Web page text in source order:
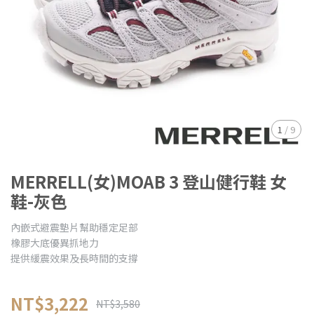
1 / 9
MERRELL(女)MOAB 3 登山健行鞋 女
鞋-灰色
內嵌式避震墊片幫助穩定足部
橡膠大底優異抓地力
提供緩震效果及長時間的支撐
NT$3,222 NT$3,580